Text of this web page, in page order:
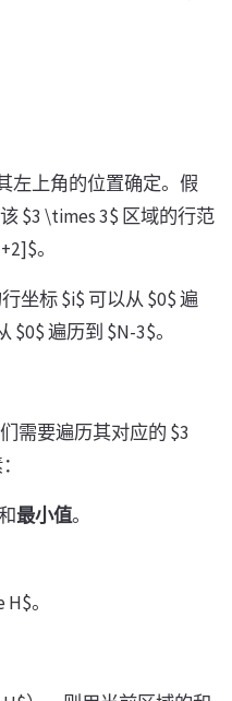
左上角的位置确定。假
$3 \times 3$ 区域的行范
。
坐标 $i$ 可以从 $0$ 遍
$0$ 遍历到 $N-3$。
需要遍历其对应的 $3
最小值。
。